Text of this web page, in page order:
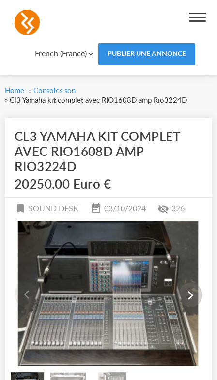
French (France) PUBLIER UNE ANNONCE
Home » Consoles son
» Cl3 Yamaha kit complet avec RIO1608D amp Rio3224D
CL3 YAMAHA KIT COMPLET
AVEC RIO1608D AMP
RIO3224D
20250.00 Euro €
SOUND DESK 03/10/2024 326